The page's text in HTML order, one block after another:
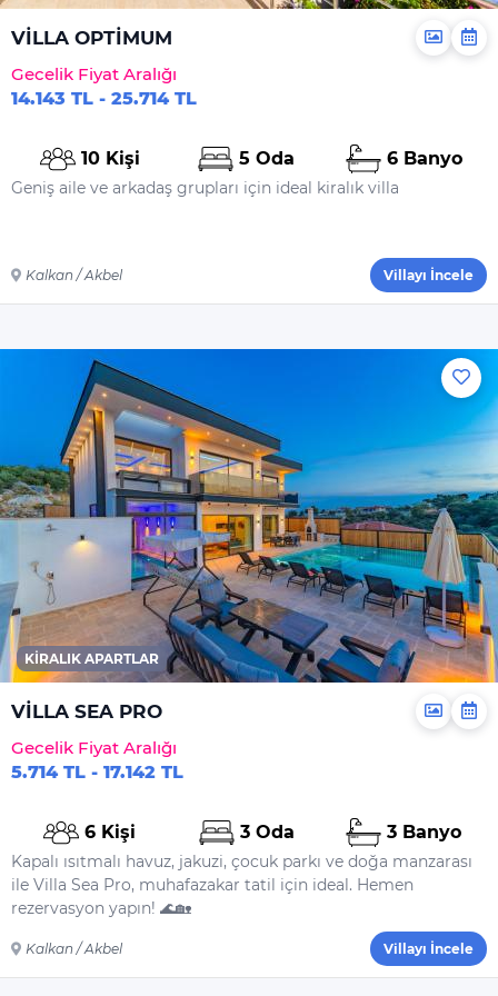
Hizmetler
Ortak Salon/TV Alanı
Kapalı Havuz
Jakuzi
Makinesi
Ütü
Ütü Masası
Nevresimler
Çarşaflar
Elektrikli Süpürge
Dahil Olmayanlar
Şampuan
El Sabunu
Bulaşık Deterjanı
Bulaşık Makinesi
Çamaşır Makinesi
Yiyecek Ve Içecek
VİLLA OPTİMUM
Gecelik Fiyat Aralığı
14.143 TL - 25.714 TL
10 Kişi 5 Oda 6 Banyo
Geniş aile ve arkadaş grupları için ideal kiralık villa
Kalkan / Akbel Villayı İncele
KIRALIK APARTLAR
VİLLA SEA PRO
Gecelik Fiyat Aralığı
5.714 TL - 17.142 TL
6 Kişi 3 Oda 3 Banyo
Kapalı ısıtmalı havuz, jakuzi, çocuk parkı ve doğa manzarası
ile Villa Sea Pro, muhafazakar tatil için ideal. Hemen
rezervasyon yapın! 🌊🏡
Kalkan / Akbel Villayı İncele